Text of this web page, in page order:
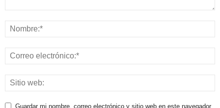
Guardar mi nombre, correo electrónico y sitio web en este navegador